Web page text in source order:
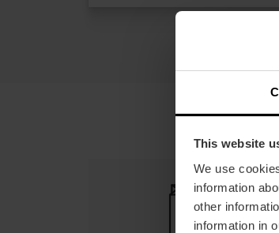
This website
We use
information
other
information in